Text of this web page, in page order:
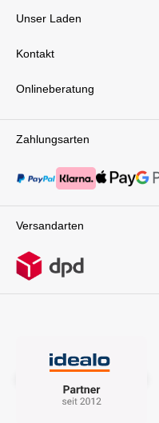
Zahlungsarten
Versandarten
Unser Laden
Kontakt
Onlineberatung